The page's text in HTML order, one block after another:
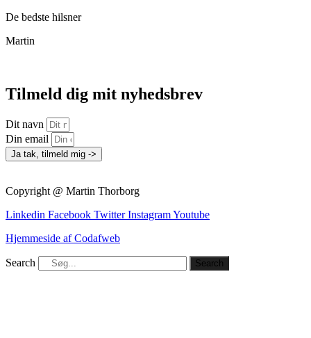
De bedste hilsner
Martin
Tilmeld dig mit nyhedsbrev
Dit navn
Din email
Ja tak, tilmeld mig ->
Copyright @ Martin Thorborg
Linkedin Facebook Twitter InstagramYoutube
Hjemmeside af Codafweb
Search Search